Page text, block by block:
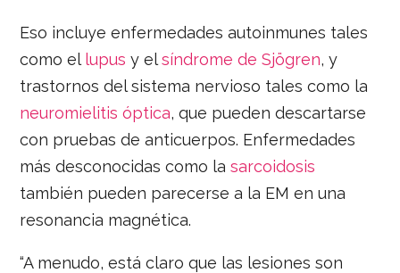
Eso incluye enfermedades autoinmunes tales
como el lupus y elsíndrome de Sjögren, y
trastornos del sistema nervioso tales como la
neuromielitis óptica, que pueden descartarse
con pruebas de anticuerpos. Enfermedades
más desconocidas como la sarcoidosis
también pueden parecerse a la EM en una
resonancia magnética.
“A menudo, está claro que las lesiones son